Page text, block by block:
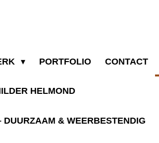
PORTFOLIO CONTACT
HELMOND
& WEERBESTENDIG